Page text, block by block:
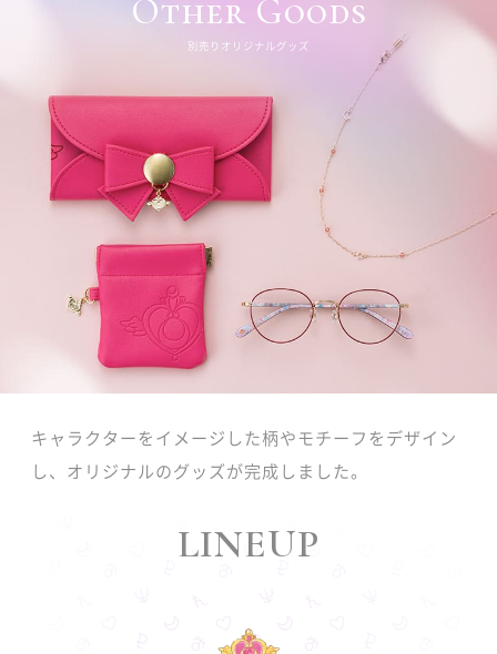
Other Goods
別売りオリジナルグッズ
キャラクターをイメージした柄やモチーフをデザイン
し、オリジナルのグッズが完成しました。
LINEUP